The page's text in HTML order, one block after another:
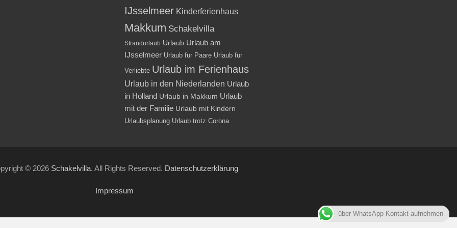
IJsselmeer Kinderferienhaus
Makkum Schakelvilla
Strandurlaub Urlaub Urlaub am
IJsselmeer Urlaub für Paare Urlaub für
Verliebte Urlaub im Ferienhaus
Urlaub in den Niederlanden Urlaub
in Holland Urlaub in Makkum Urlaub
mit der Familie Urlaub mit Kindern
Urlaubsplanung Urlaub trotz Corona
© 2026 Schakelvilla. All Rights Reserved. Datenschutzerklärung
Impressum
über WhatsApp Kontakt aufnehmen